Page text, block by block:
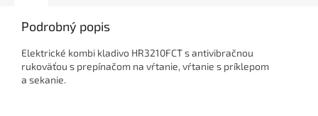
Podrobný popis
Elektrické kombi kladivo HR3210FCT s antivibračnou
rukoväťou s prepínačom na vŕtanie, vŕtanie s príklepom
a sekanie.